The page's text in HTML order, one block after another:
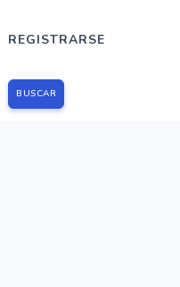
REGISTRARSE
BUSCAR